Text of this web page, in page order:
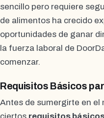
sencillo pero requiere
de alimentos ha crecido
oportunidades de ganar
la fuerza laboral de
comenzar.
Requisitos Básicos
Antes de sumergirte en el